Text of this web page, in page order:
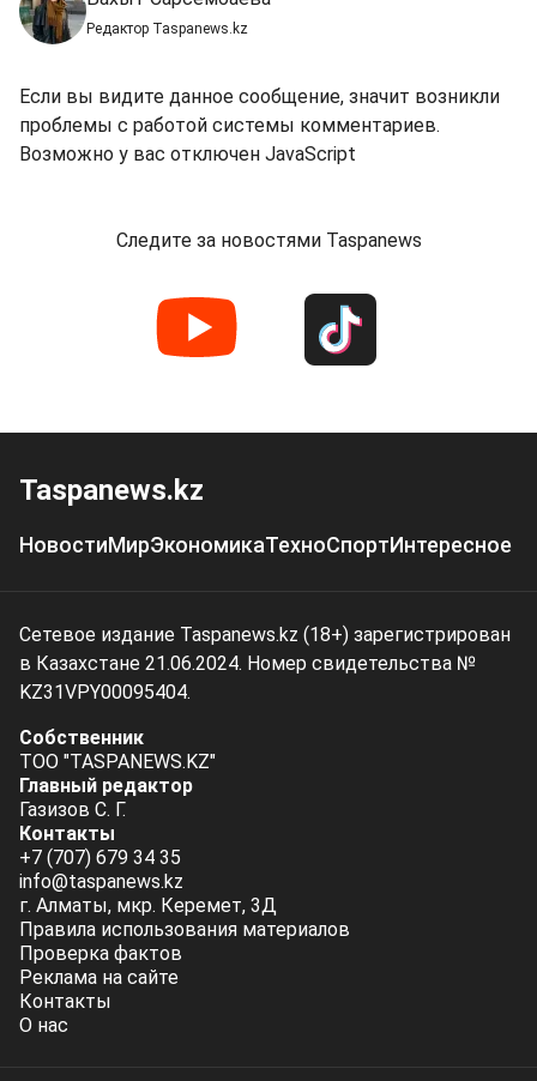
Редактор Taspanews.kz
Если вы видите данное сообщение, значит возникли
проблемы с работой системы комментариев.
Возможно у вас отключен JavaScript
Следите за новостями Taspanews
Taspanews.kz
НовостиМирЭкономикаТехноСпортИнтересное
Сетевое издание Taspanews.kz (18+) зарегистрирован
в Казахстане 21.06.2024. Номер свидетельства №
KZ31VPY00095404.
Собственник
ТОО "TASPANEWS.KZ"
Главный редактор
Газизов С. Г.
Контакты
+7 (707) 679 34 35
info@taspanews.kz
г. Алматы, мкр. Керемет, 3Д
Правила использования материалов
Проверка фактов
Реклама на сайте
Контакты
О нас